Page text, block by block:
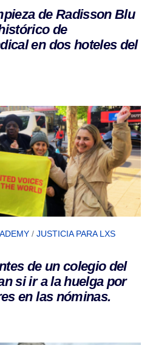
de Radisson Blu
de
en dos hoteles del
/ JUSTICIA PARA LXS
de un colegio del
si ir a la huelga por
en las nóminas.